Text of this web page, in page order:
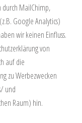
MailChimp,
Google Analytics)
wir keinen Einfluss.
von
auf die
zu Werbezwecken
und
Raum) hin.